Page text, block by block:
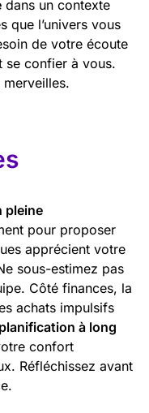
dans un contexte
que l’univers vous
de votre écoute
se confier à vous.
pleine
pour proposer
apprécient votre
sous-estimez pas
Côté finances, la
achats impulsifs
planification à long
confort
Réfléchissez avant